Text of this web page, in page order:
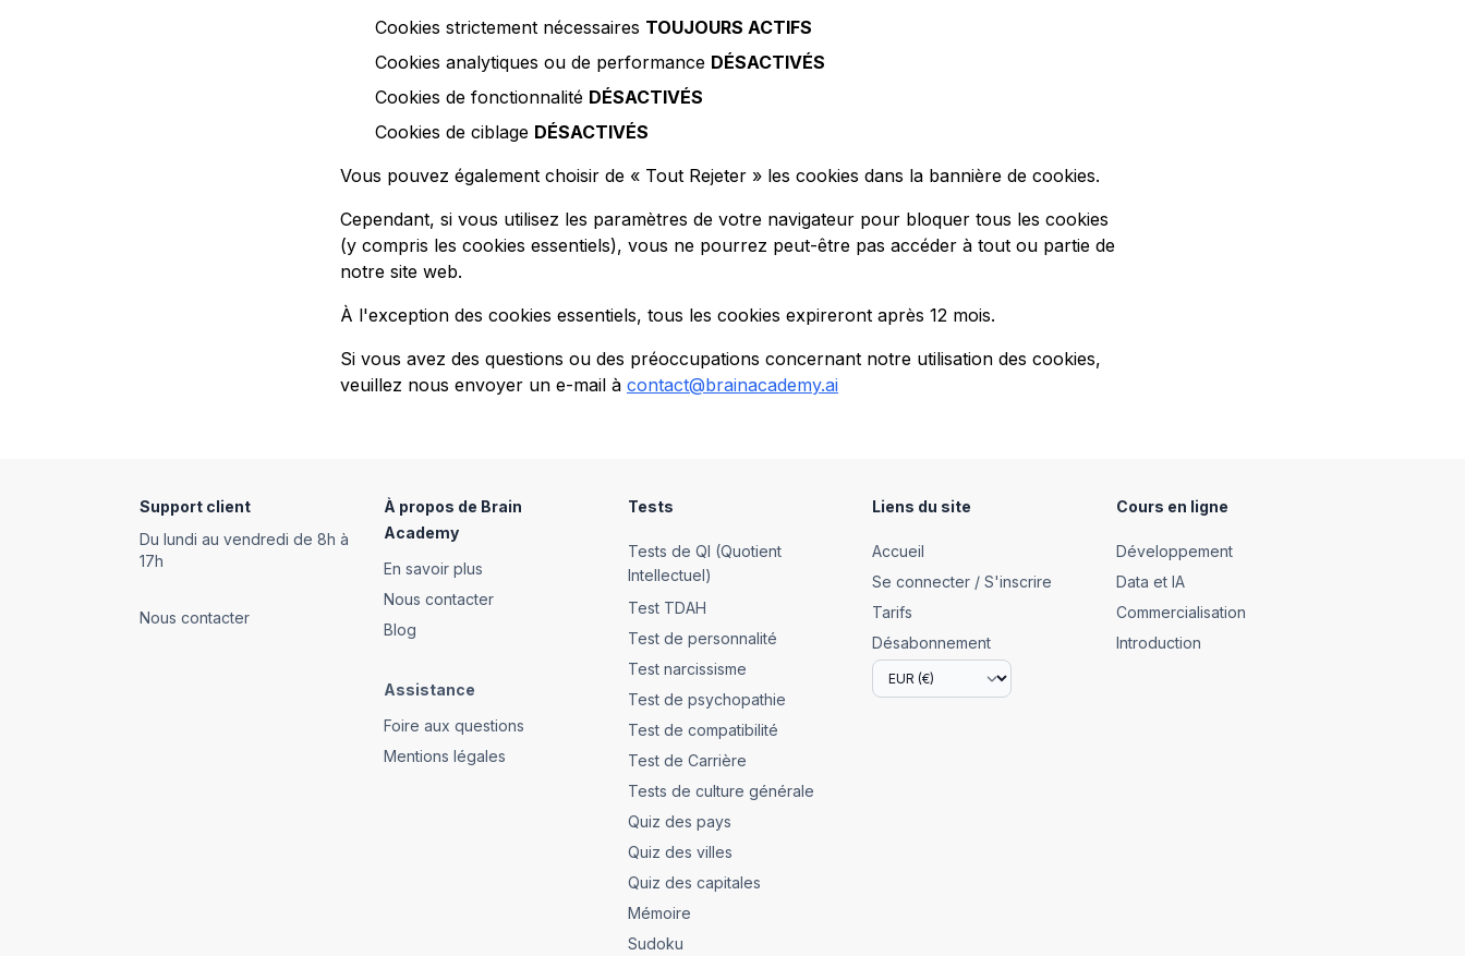
Cookies strictement nécessaires TOUJOURS ACTIFS
Cookies analytiques ou de performance DÉSACTIVÉS
Cookies de fonctionnalité DÉSACTIVÉS
Cookies de ciblage DÉSACTIVÉS
Vous pouvez également choisir de « Tout Rejeter » les cookies dans la bannière de cookies.
Cependant, si vous utilisez les paramètres de votre navigateur pour bloquer tous les cookies
(y compris les cookies essentiels), vous ne pourrez peut-être pas accéder à tout ou partie de
notre site web.
À l'exception des cookies essentiels, tous les cookies expireront après 12 mois.
Si vous avez des questions ou des préoccupations concernant notre utilisation des cookies,
veuillez nous envoyer un e-mail à contact@brainacademy.ai
Support client
Du lundi au vendredi de 8h à
17h
Nous contacter
À propos de Brain
Academy
En savoir plus
Nous contacter
Blog
Assistance
Foire aux questions
Mentions légales
Tests
Tests de QI (Quotient
Intellectuel)
Test TDAH
Test de personnalité
Test narcissisme
Test de psychopathie
Test de compatibilité
Test de Carrière
Tests de culture générale
Quiz des pays
Quiz des villes
Quiz des capitales
Mémoire
Sudoku
Liens du site
Accueil
Se connecter / S'inscrire
Tarifs
Désabonnement
Cours en ligne
Développement
Data et IA
Commercialisation
Introduction